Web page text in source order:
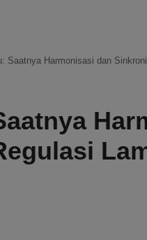
Saatnya Harmonisasi dan